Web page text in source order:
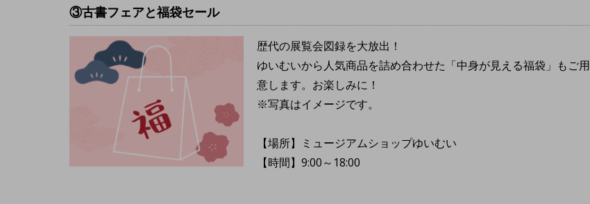
③古書フェアと福袋セール
歴代の展覧会図録を大放出！
ゆいむいから人気商品を詰め合わせた「中身が見える福袋」もご用
意します。お楽しみに！
※写真はイメージです。
【場所】ミュージアムショップゆいむい
【時間】9:00～18:00